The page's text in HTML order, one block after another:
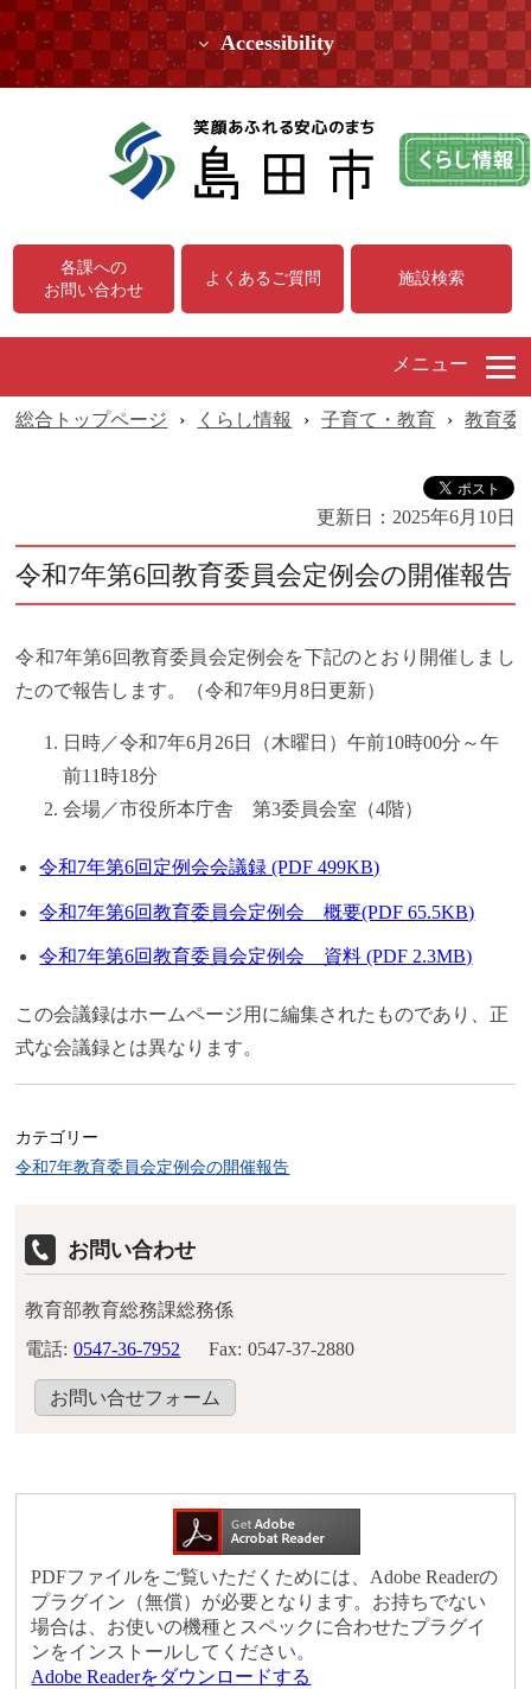
Accessibility
各課への
お問い合わせ
よくあるご質問 施設検索
メニュー
総合トップページ › くらし情報 › 子育て・教育 › 教育委
更新日： 2025年6月10日
令和7年第6回教育委員会定例会の開催報告
令和7年第6回教育委員会定例会を下記のとおり開催しまし
たので報告します。（令和7年9月8日更新）
日時／令和7年6月26日（木曜日）午前10時00分～午
前11時18分
会場／市役所本庁舎 第3委員会室（4階）
令和7年第6回定例会会議録 (PDF 499KB)
令和7年第6回教育委員会定例会 概要(PDF 65.5KB)
令和7年第6回教育委員会定例会 資料 (PDF 2.3MB)
この会議録はホームページ用に編集されたものであり、正
式な会議録とは異なります。
カテゴリー
令和7年教育委員会定例会の開催報告
お問い合わせ
教育部教育総務課総務係
電話: 0547-36-7952 Fax: 0547-37-2880
お問い合せフォーム
PDFファイルをご覧いただくためには、Adobe Readerの
プラグイン（無償）が必要となります。お持ちでない
場合は、お使いの機種とスペックに合わせたプラグイ
ンをインストールしてください。
Adobe Readerをダウンロードする